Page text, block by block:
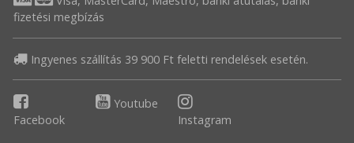
fizetési megbízás
Ingyenes szállítás 39 900 Ft feletti rendelések esetén.
Facebook
Youtube
Instagram